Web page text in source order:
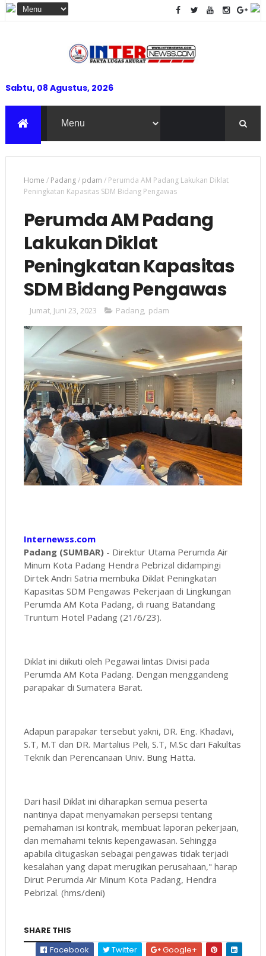
Sabtu, 08 Agustus, 2026
Home / Padang/ pdam / Perumda AM Padang Lakukan Diklat
Peningkatan Kapasitas SDM Bidang Pengawas
Perumda AM Padang
Lakukan Diklat
Peningkatan Kapasitas
SDM Bidang Pengawas
Jumat, Juni 23, 2023 Padang, pdam
Internewss.com
Padang (SUMBAR)- Direktur Utama Perumda Air
Minum Kota Padang Hendra Pebrizal didampingi
Dirtek Andri Satria membuka Diklat Peningkatan
Kapasitas SDM Pengawas Pekerjaan di Lingkungan
Perumda AM Kota Padang, di ruang Batandang
Truntum Hotel Padang (21/6/23).
Diklat ini diikuti oleh Pegawai lintas Divisi pada
Perumda AM Kota Padang. Dengan menggandeng
parapakar di Sumatera Barat.
Adapun parapakar tersebut yakni, DR. Eng. Khadavi,
S.T, M.T dan DR. Martalius Peli, S.T, M.Sc dari Fakultas
Teknik dan Perencanaan Univ. Bung Hatta.
Dari hasil Diklat ini diharapkan semua peserta
nantinya dapat menyamakan persepsi tentang
pemahaman isi kontrak, membuat laporan pekerjaan,
dan memahami teknis kepengawasan. Sehingga
apabila ditugaskan sebagai pengawas tidak terjadi
kesalahan yang dapat merugikan perusahaan," harap
Dirut Perumda Air Minum Kota Padang, Hendra
Pebrizal. (hms/deni)
SHARE THIS
Facebook
Twitter Google+